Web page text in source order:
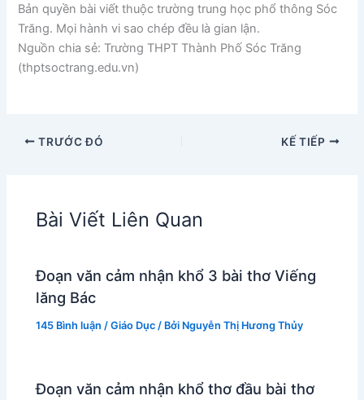
Bản quyền bài viết thuộc trường trung học phổ thông Sóc
Trăng. Mọi hành vi sao chép đều là gian lận.
Nguồn chia sẻ: Trường THPT Thành Phố Sóc Trăng
(thptsoctrang.edu.vn)
TRƯỚC ĐÓ KẾ TIẾP
Bài Viết Liên Quan
Đoạn văn cảm nhận khổ 3 bài thơ Viếng
lăng Bác
145 Bình luận /Giáo Dục / Bởi Nguyễn Thị Hương Thủy
Đoạn văn cảm nhận khổ thơ đầu bài thơ